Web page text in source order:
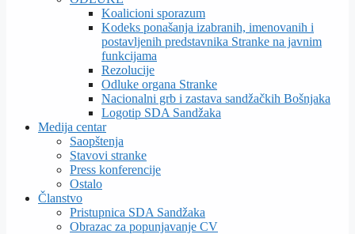
Koalicioni sporazum
Kodeks ponašanja izabranih, imenovanih i
postavljenih predstavnika Stranke na javnim
funkcijama
Rezolucije
Odluke organa Stranke
Nacionalni grb i zastava sandžačkih Bošnjaka
Logotip SDA Sandžaka
Medija centar
Saopštenja
Stavovi stranke
Press konferencije
Ostalo
Članstvo
Pristupnica SDA Sandžaka
Obrazac za popunjavanje CV